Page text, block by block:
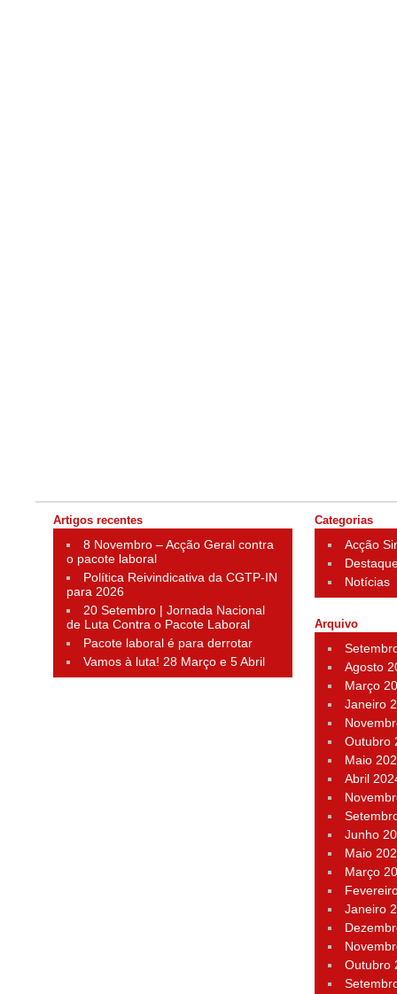
Artigos recentes
8 Novembro – Acção Geral contra
o pacote laboral
Política Reivindicativa da CGTP-IN
para 2026
20 Setembro | Jornada Nacional
de Luta Contra o Pacote Laboral
Pacote laboral é para derrotar
Vamos à luta! 28 Março e 5 Abril
Categorias
Acção
Notícias
Arquivo
Agosto
Março
Janeiro
Outubro
Maio
Abril
Junho
Maio
Março
Janeiro
Outubro